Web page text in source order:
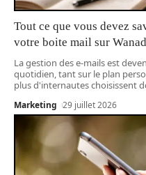
Tout ce que vous devez
votre boite mail sur
La gestion des e-mails est
quotidien, tant sur le plan
plus d'internautes choisissent
Marketing 29 juillet 2026